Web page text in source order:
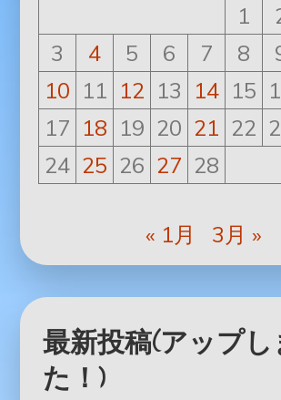
1
3
4 5 6 7 8
10 11 12 13 14 15
17 18 19 20 21 22
24 25 26 27 28
« 1月 3月 »
最新投稿(アップし
た！)